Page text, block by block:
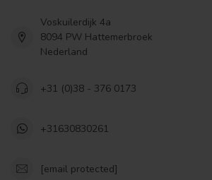
Voskuilerdijk 4a
8094 PW Hattemerbroek
Nederland
+31 (0)38 - 376 0173
+31630830261
[email protected]